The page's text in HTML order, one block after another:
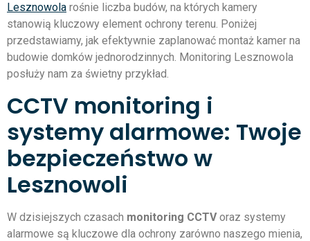
Lesznowola rośnie liczba budów, na których kamery
stanowią kluczowy element ochrony terenu. Poniżej
przedstawiamy, jak efektywnie zaplanować montaż kamer na
budowie domków jednorodzinnych. Monitoring Lesznowola
posłuży nam za świetny przykład.
CCTV monitoring i
systemy alarmowe: Twoje
bezpieczeństwo w
Lesznowoli
W dzisiejszych czasach monitoring CCTVoraz systemy
alarmowe są kluczowe dla ochrony zarówno naszego mienia,